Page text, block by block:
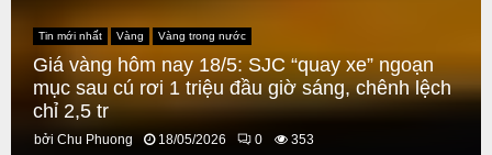
Tin mới nhất Vàng Vàng trong nước
Giá vàng hôm nay 18/5: SJC “quay xe” ngoạn
mục sau cú rơi 1 triệu đầu giờ sáng, chênh lệch
chỉ 2,5 tr
bởi Chu Phuong 18/05/2026 0 353